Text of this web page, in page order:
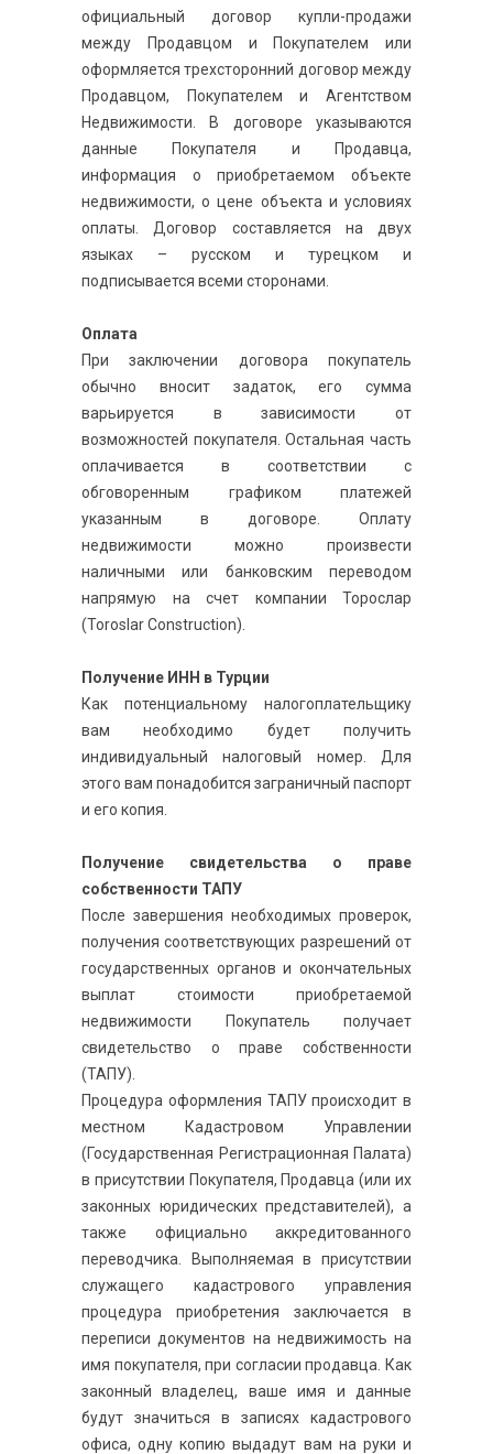
официальный договор купли-продажи
между Продавцом и Покупателем или
оформляется трехсторонний договор между
Продавцом, Покупателем и Агентством
Недвижимости. В договоре указываются
данные Покупателя и Продавца,
информация о приобретаемом объекте
недвижимости, о цене объекта и условиях
оплаты. Договор составляется на двух
языках – русском и турецком и
подписывается всеми сторонами.
Оплата
При заключении договора покупатель
обычно вносит задаток, его сумма
варьируется в зависимости от
возможностей покупателя. Остальная часть
оплачивается в соответствии с
обговоренным графиком платежей
указанным в договоре. Оплату
недвижимости можно произвести
наличными или банковским переводом
напрямую на счет компании Торослар
(Toroslar Construction).
Получение ИНН в Турции
Как потенциальному налогоплательщику
вам необходимо будет получить
индивидуальный налоговый номер. Для
этого вам понадобится заграничный паспорт
и его копия.
Получение свидетельства о праве
собственности ТАПУ
После завершения необходимых проверок,
получения соответствующих разрешений от
государственных органов и окончательных
выплат стоимости приобретаемой
недвижимости Покупатель получает
свидетельство о праве собственности
(ТАПУ).
Процедура оформления ТАПУ происходит в
местном Кадастровом Управлении
(Государственная Регистрационная Палата)
в присутствии Покупателя, Продавца (или их
законных юридических представителей), а
также официально аккредитованного
переводчика. Выполняемая в присутствии
служащего кадастрового управления
процедура приобретения заключается в
переписи документов на недвижимость на
имя покупателя, при согласии продавца. Как
законный владелец, ваше имя и данные
будут значиться в записях кадастрового
офиса, одну копию выдадут вам на руки и